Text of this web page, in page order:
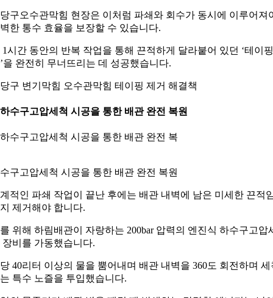
구오수관막힘 현장은 이처럼 파쇄와 회수가 동시에 이루어져
한 통수 효율을 보장할 수 있습니다.
1시간 동안의 반복 작업을 통해 끈적하게 달라붙어 있던 ‘테이핑
을 완전히 무너뜨리는 데 성공했습니다.
구 변기막힘 오수관막힘 테이핑 제거 해결책
수구고압세척 시공을 통한 배관 완전 복원
구고압세척 시공을 통한 배관 완전 복원
적인 파쇄 작업이 끝난 후에는 배관 내벽에 남은 미세한 끈적
제거해야 합니다.
위해 하림배관이 자랑하는 200bar 압력의 엔진식 하수구고압
장비를 가동했습니다.
40리터 이상의 물을 뿜어내며 배관 내벽을 360도 회전하며 세
특수 노즐을 투입했습니다.